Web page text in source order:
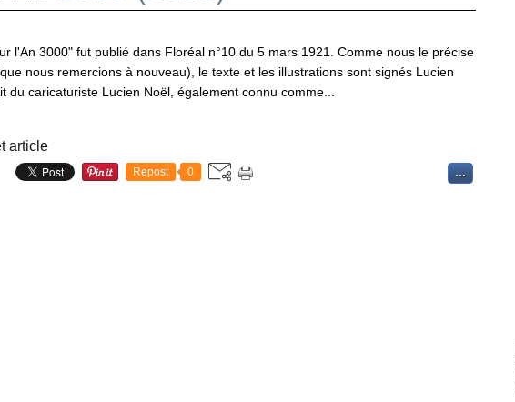
l'An 3000" fut publié dans Floréal n°10 du 5 mars 1921. Comme nous le précise
nous remercions à nouveau), le texte et les illustrations sont signés Lucien
du caricaturiste Lucien Noël, également connu comme...
article
Repost 0 …